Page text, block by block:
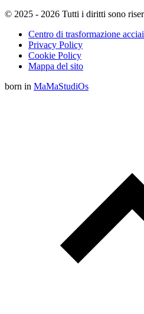
© 2025 - 2026 Tutti i diritti sono
Centro di trasformazione
Privacy Policy
Cookie Policy
Mappa del sito
born in MaMaStudiOs